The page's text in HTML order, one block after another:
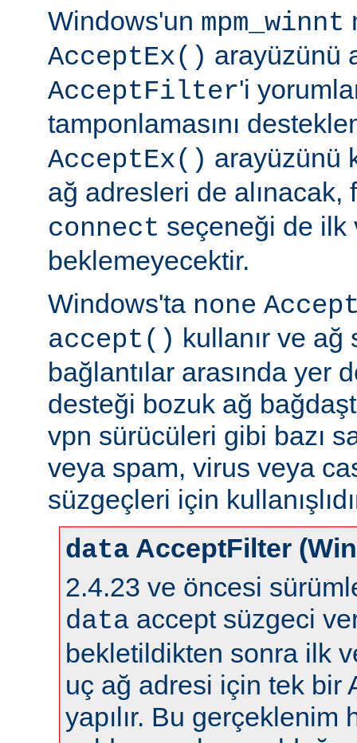
Windows'un mpm_winnt
AcceptEx() arayüzünü
AcceptFilter'i
tamponlamasını
AcceptEx() arayüzünü
ağ adresleri de alınacak,
connect seçeneği de ilk
beklemeyecektir.
Windows'ta none
accept() kullanır ve ağ
bağlantılar arasında yer
desteği bozuk ağ
vpn sürücüleri gibi bazı
veya spam, virus veya
süzgeçleri için
data AcceptFilter
2.4.23 ve öncesi
data accept süzgeci
bekletildikten sonra ilk
uç ağ adresi için tek bir
yapılır. Bu gerçeklenim